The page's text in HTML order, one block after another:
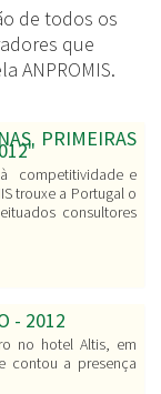
de todos os
que
ANPROMIS.
PRIMEIRAS
competitividade e
trouxe a Portugal o
consultores
- 2012
no hotel Altis, em
contou a presença